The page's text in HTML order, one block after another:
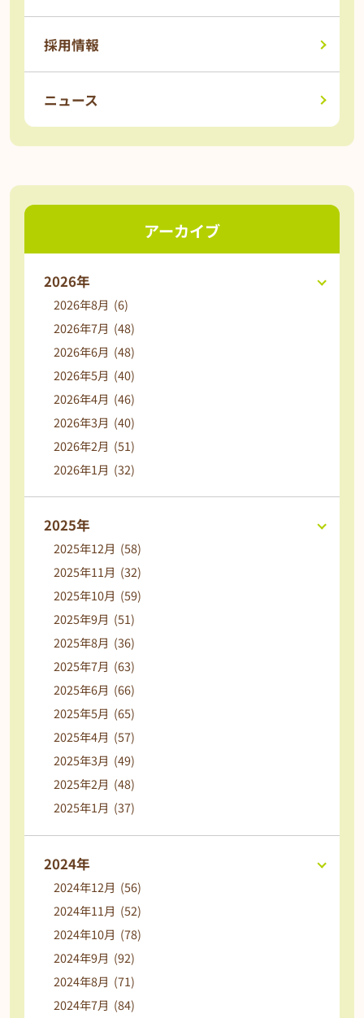
採用情報
ニュース
アーカイブ
2026年
2026年8月 (6)
2026年7月 (48)
2026年6月 (48)
2026年5月 (40)
2026年4月 (46)
2026年3月 (40)
2026年2月 (51)
2026年1月 (32)
2025年
2025年12月 (58)
2025年11月 (32)
2025年10月 (59)
2025年9月 (51)
2025年8月 (36)
2025年7月 (63)
2025年6月 (66)
2025年5月 (65)
2025年4月 (57)
2025年3月 (49)
2025年2月 (48)
2025年1月 (37)
2024年
2024年12月 (56)
2024年11月 (52)
2024年10月 (78)
2024年9月 (92)
2024年8月 (71)
2024年7月 (84)